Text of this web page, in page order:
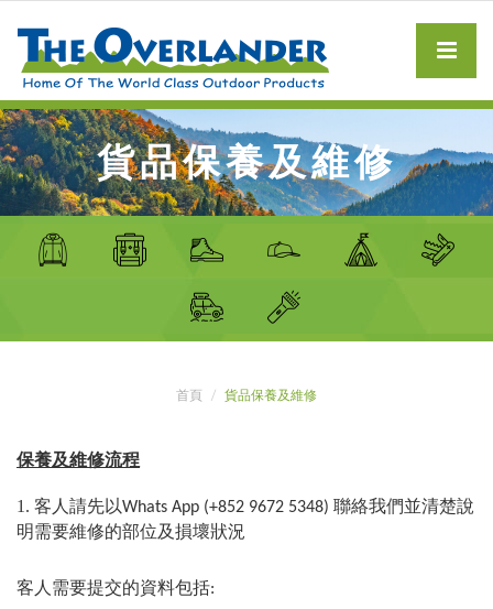
貨品保養及維修
首頁 貨品保養及維修
保養及維修流程
1. 客人請先以Whats App (+852 9672 5348) 聯絡我們並清楚說
明需要維修的部位及損壞狀況
客人需要提交的資料包括: